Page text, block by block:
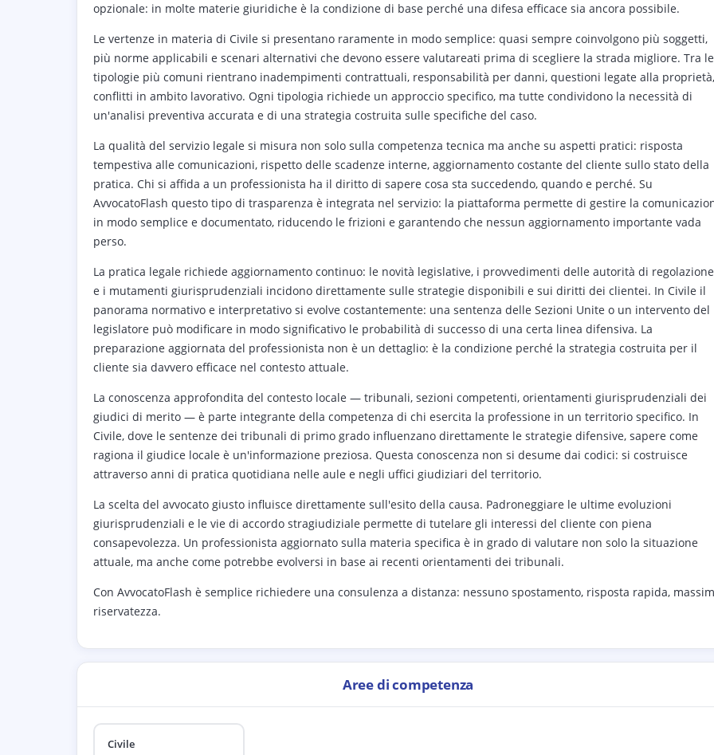
opzionale: in molte materie giuridiche è la condizione di base perché una difesa efficace sia ancora possibile.
Le vertenze in materia di Civile si presentano raramente in modo semplice: quasi sempre coinvolgono più soggetti,
più norme applicabili e scenari alternativi che devono essere valutareati prima di scegliere la strada migliore. Tra le
tipologie più comuni rientrano inadempimenti contrattuali, responsabilità per danni, questioni legate alla proprietà,
conflitti in ambito lavorativo. Ogni tipologia richiede un approccio specifico, ma tutte condividono la necessità di
un'analisi preventiva accurata e di una strategia costruita sulle specifiche del caso.
La qualità del servizio legale si misura non solo sulla competenza tecnica ma anche su aspetti pratici: risposta
tempestiva alle comunicazioni, rispetto delle scadenze interne, aggiornamento costante del cliente sullo stato della
pratica. Chi si affida a un professionista ha il diritto di sapere cosa sta succedendo, quando e perché. Su
AvvocatoFlash questo tipo di trasparenza è integrata nel servizio: la piattaforma permette di gestire la
in modo semplice e documentato, riducendo le frizioni e garantendo che nessun aggiornamento importante vada
perso.
La pratica legale richiede aggiornamento continuo: le novità legislative, i provvedimenti delle autorità di regolazione
e i mutamenti giurisprudenziali incidono direttamente sulle strategie disponibili e sui diritti dei clientei. In Civile il
panorama normativo e interpretativo si evolve costantemente: una sentenza delle Sezioni Unite o un intervento del
legislatore può modificare in modo significativo le probabilità di successo di una certa linea difensiva. La
preparazione aggiornata del professionista non è un dettaglio: è la condizione perché la strategia costruita per il
cliente sia davvero efficace nel contesto attuale.
La conoscenza approfondita del contesto locale — tribunali, sezioni competenti, orientamenti giurisprudenziali dei
giudici di merito — è parte integrante della competenza di chi esercita la professione in un territorio specifico. In
Civile, dove le sentenze dei tribunali di primo grado influenzano direttamente le strategie difensive, sapere come
ragiona il giudice locale è un'informazione preziosa. Questa conoscenza non si desume dai codici: si costruisce
attraverso anni di pratica quotidiana nelle aule e negli uffici giudiziari del territorio.
La scelta del avvocato giusto influisce direttamente sull'esito della causa. Padroneggiare le ultime evoluzioni
giurisprudenziali e le vie di accordo stragiudiziale permette di tutelare gli interessi del cliente con piena
consapevolezza. Un professionista aggiornato sulla materia specifica è in grado di valutare non solo la situazione
attuale, ma anche come potrebbe evolversi in base ai recenti orientamenti dei tribunali.
Con AvvocatoFlash è semplice richiedere una consulenza a distanza: nessuno spostamento, risposta rapida,
riservatezza.
Aree di competenza
Civile